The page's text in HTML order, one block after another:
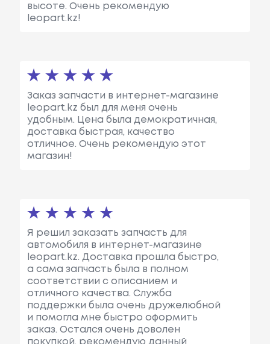
высоте. Очень рекомендую
leopart.kz!
Заказ запчасти в интернет-магазине
leopart.kz был для меня очень
удобным. Цена была демократичная,
доставка быстрая, качество
отличное. Очень рекомендую этот
магазин!
Я решил заказать запчасть для
автомобиля в интернет-магазине
leopart.kz. Доставка прошла быстро,
а сама запчасть была в полном
соответствии с описанием и
отличного качества. Служба
поддержки была очень дружелюбной
и помогла мне быстро оформить
заказ. Остался очень доволен
покупкой, рекомендую данный